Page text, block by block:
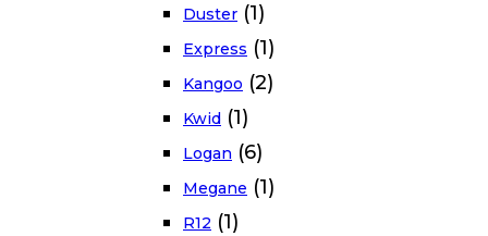
Duster (1)
Express (1)
Kangoo (2)
Kwid (1)
Logan (6)
Megane (1)
R12 (1)